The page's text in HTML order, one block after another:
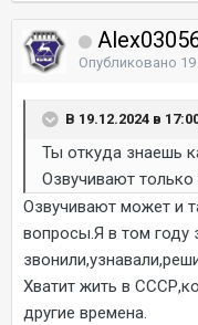
Опубликовано
В 19.12.2024 в
Ты откуда знаешь
Озвучивают
Озвучивают может и
вопросы.Я в том году
Хватит жить в
другие времена.